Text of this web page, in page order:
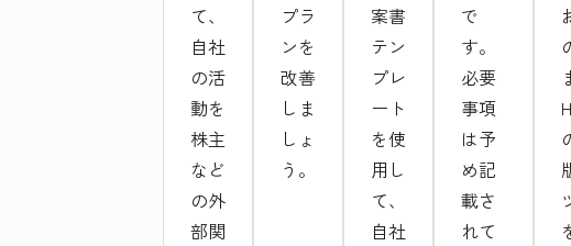
て、
自社
の活
動を
株主
など
の外
部関
プラ
ンを
改善
しま
しょ
う。
案書
テン
プレ
ート
を使
用し
て、
自社
で
す。
必要
事項
は予
め記
載さ
れて